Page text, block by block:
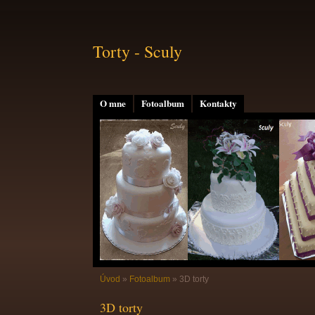
O mne Fotoalbum Kontakty
Torty - Sculy
Úvod » Fotoalbum » 3D torty
3D torty